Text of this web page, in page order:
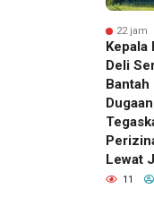
22 jam
Kepala
Deli
Lewat
11